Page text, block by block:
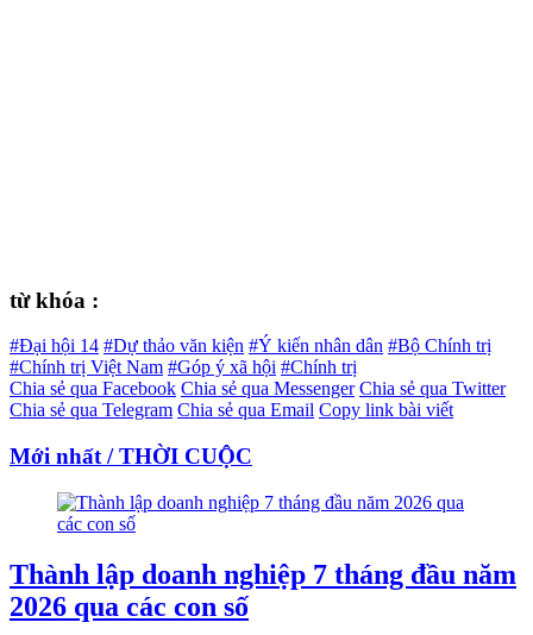
từ khóa :
#Đại hội 14 #Dự thảo văn kiện #Ý kiến nhân dân #Bộ Chính trị
#Chính trị Việt Nam #Góp ý xã hội #Chính trị
Chia sẻ qua Facebook Chia sẻ qua Messenger Chia sẻ qua Twitter
Chia sẻ qua Telegram Chia sẻ qua Email Copy link bài viết
Mới nhất / THỜI CUỘC
Thành lập doanh nghiệp 7 tháng đầu năm
2026 qua các con số